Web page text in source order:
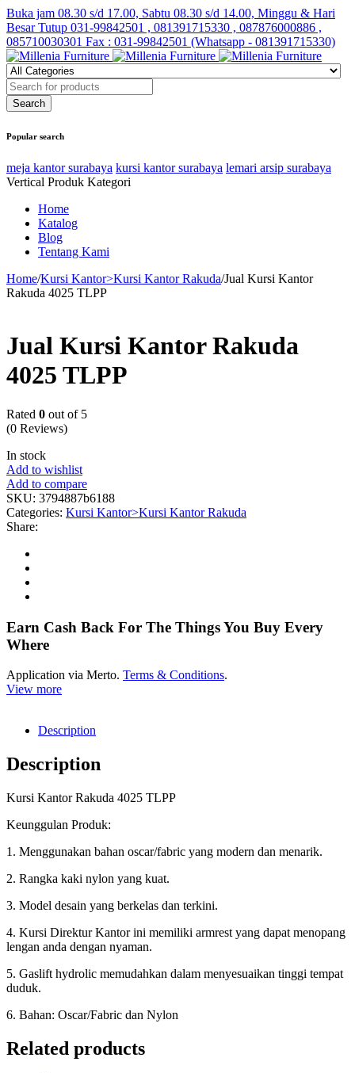
Buka jam 08.30 s/d 17.00, Sabtu 08.30 s/d 14.00, Minggu & Hari
Besar Tutup 031-99842501 , 081391715330 , 087876000886 ,
085710030301 Fax : 031-99842501 (Whatsapp - 081391715330)
Popular search
meja kantor surabaya kursi kantor surabaya lemari arsip surabaya
Vertical Produk Kategori
Home
Katalog
Blog
Tentang Kami
Home/Kursi Kantor>Kursi Kantor Rakuda/Jual Kursi Kantor
Rakuda 4025 TLPP
Jual Kursi Kantor Rakuda
4025 TLPP
Rated 0 out of 5
(0 Reviews)
In stock
Add to wishlist
Add to compare
SKU: 3794887b6188
Categories: Kursi Kantor>Kursi Kantor Rakuda
Share:
Earn Cash Back For The Things You Buy Every
Where
Application via Merto. Terms & Conditions.
View more
Description
Description
Kursi Kantor Rakuda 4025 TLPP
Keunggulan Produk:
1. Menggunakan bahan oscar/fabric yang modern dan menarik.
2. Rangka kaki nylon yang kuat.
3. Model desain yang berkelas dan terkini.
4. Kursi Direktur Kantor ini memiliki armrest yang dapat menopang
lengan anda dengan nyaman.
5. Gaslift hydrolic memudahkan dalam menyesuaikan tinggi tempat
duduk.
6. Bahan: Oscar/Fabric dan Nylon
Related products